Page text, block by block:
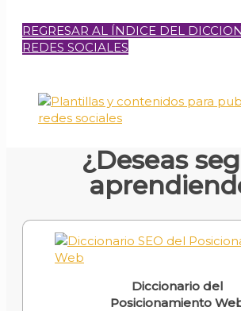
REGRESAR AL ÍNDICE DEL
REDES SOCIALES
¿Deseas
Diccionario del
Posicionamiento